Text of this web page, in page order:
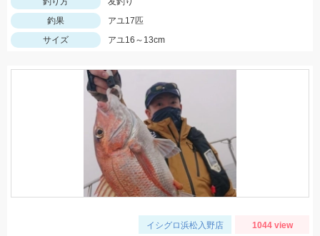
釣果
アユ17匹
サイズ
アユ16～13cm
イシグロ浜松入野店 1044 view